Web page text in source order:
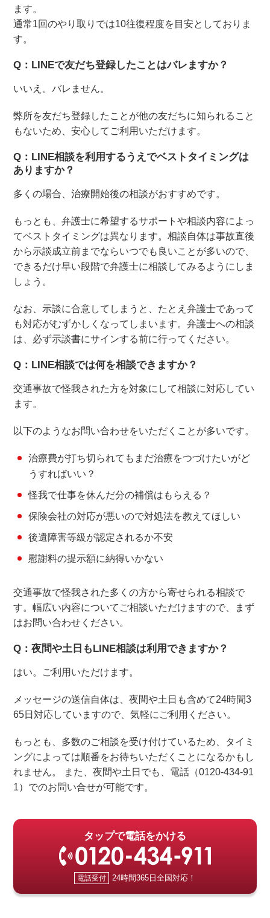
ます。
通常1回のやり取りでは10往復程度を目安としておりま
す。
Q：LINEで友だち登録したことはバレますか？
いいえ。バレません。
弊所を友だち登録したことが他の友だちに知られること
もないため、安心してご利用いただけます。
Q：LINE相談を利用するうえでベストタイミングは
ありますか？
多くの場合、治療開始後の相談がおすすめです。
もっとも、弁護士に希望するサポートや相談内容によっ
てベストタイミングは異なります。相談自体は事故直後
から示談成立前までならいつでも良いことが多いので、
できるだけ早い段階で弁護士に相談してみるようにしま
しょう。
なお、示談に合意してしまうと、たとえ弁護士であって
も対応がむずかしくなってしまいます。弁護士への相談
は、必ず示談書にサインする前に行ってください。
Q：LINE相談では何を相談できますか？
交通事故で怪我された方を対象にして相談に対応してい
ます。
以下のようなお問い合わせをいただくことが多いです。
治療費が打ち切られてもまだ治療をつづけたいがど
うすればいい？
怪我で仕事を休んだ分の補償はもらえる？
保険会社の対応が悪いので対処法を教えてほしい
後遺障害等級が認定されるか不安
慰謝料の提示額に納得いかない
交通事故で怪我された多くの方から寄せられる相談で
す。幅広い内容についてご相談いただけますので、まず
はお問い合わせください。
Q：夜間や土日もLINE相談は利用できますか？
はい。ご利用いただけます。
メッセージの送信自体は、夜間や土日も含めて24時間3
65日対応していますので、気軽にご利用ください。
もっとも、多数のご相談を受け付けているため、タイミ
ングによっては順番をお待ちいただくことになるかもし
れません。 また、夜間や土日でも、電話（0120-434-91
1）でのお問い合せが可能です。
タップで電話をかける
電話受付 24時間365日全国対応！